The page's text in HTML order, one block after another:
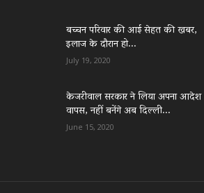
बच्चन परिवार की आई सेहत की खबर,
इलाज के दौरान हो...
July 19, 2020
केजरीवाल सरकार ने लिया अपना आदेश
वापस, नहीं बनेंगे अब दिल्ली...
June 15, 2020